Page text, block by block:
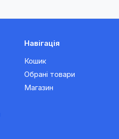
Навігація
Кошик
Обрані товари
Магазин